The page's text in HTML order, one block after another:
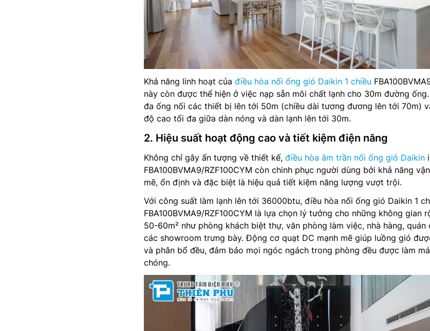
Khả năng linh hoạt của điều hòa nối ống gió Daikin 1 chiều
này còn được thể hiện ở việc nạp sẵn môi chất lạnh cho 30m đường
đa ống nối các thiết bị lên tới 50m (chiều dài tương đương lên tới 70m)
độ cao tối đa giữa dàn nóng và dàn lạnh lên tới 30m.
2. Hiệu suất hoạt động cao và tiết kiệm điện năng
Không chỉ gây ấn tượng về thiết kế, điều hòa âm trần nối ống gió Daikin
FBA100BVMA9/RZF100CYM còn chinh phục người dùng bởi khả năng
mẽ, ổn định và đặc biệt là hiệu quả tiết kiệm năng lượng vượt trội.
Với công suất làm lạnh lên tới 36000btu, điều hòa nối ống gió Daikin 1
FBA100BVMA9/RZF100CYM là lựa chọn lý tưởng cho những không gian
50-60m² như phòng khách biệt thự, văn phòng làm việc, nhà hàng, quán
các showroom trưng bày. Động cơ quạt DC mạnh mẽ giúp luồng gió
và phân bổ đều, đảm bảo mọi ngóc ngách trong phòng đều được làm
chóng.